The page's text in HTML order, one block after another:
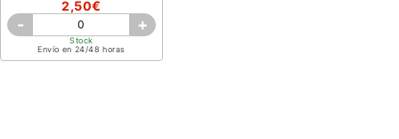
2,50€
- +
Stock
Envío en 24/48 horas